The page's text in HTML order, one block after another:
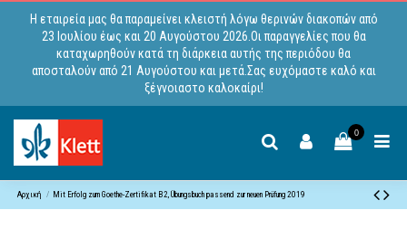
Η εταιρεία μας θα παραμείνει κλειστή λόγω θερινών διακοπών από
23 Ιουλίου έως και 20 Αυγούστου 2026.Οι παραγγελίες που θα
καταχωρηθούν κατά τη διάρκεια αυτής της περιόδου θα
αποσταλούν από 21 Αυγούστου και μετά.Σας ευχόμαστε καλό και
ξέγνοιαστο καλοκαίρι!
0
Αρχική Mit Erfolg zum Goethe-Zertifikat B2, Übungsbuch passend zur neuen Prüfung 2019